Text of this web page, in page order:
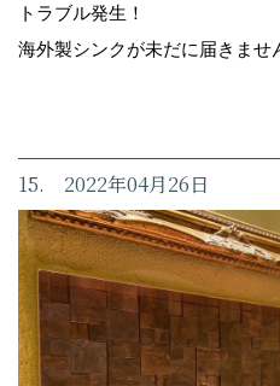
トラブル発生！
海外製シンクが未だに届きませ
15. 2022年04月26日